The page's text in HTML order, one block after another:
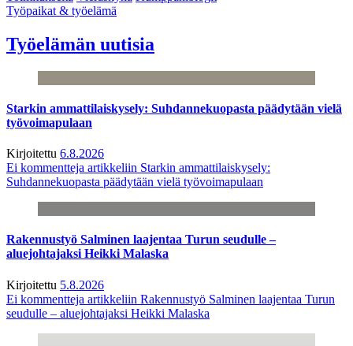
Työpaikat & työelämä
Työelämän uutisia
Starkin ammattilaiskysely: Suhdannekuopasta päädytään vielä
työvoimapulaan
Kirjoitettu 6.8.2026
Ei kommentteja artikkeliin Starkin ammattilaiskysely:
Suhdannekuopasta päädytään vielä työvoimapulaan
Rakennustyö Salminen laajentaa Turun seudulle –
aluejohtajaksi Heikki Malaska
Kirjoitettu 5.8.2026
Ei kommentteja artikkeliin Rakennustyö Salminen laajentaa Turun
seudulle – aluejohtajaksi Heikki Malaska